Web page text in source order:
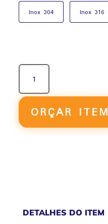
Inox 304 Inox 316
VÁLVULA
ESFERA
MONOBLOCO
EM
AÇO
INOX
ORÇAR ITEM
DETALHES DO ITEM